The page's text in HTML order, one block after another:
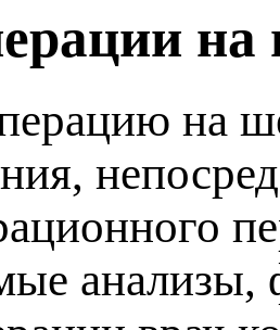
на
анализы,